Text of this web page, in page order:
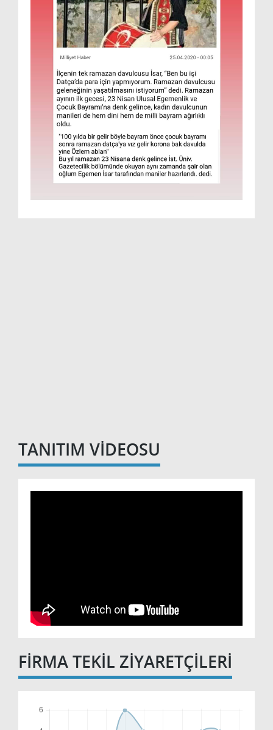
TANITIM VİDEOSU
FİRMA TEKİL ZİYARETÇİLERİ